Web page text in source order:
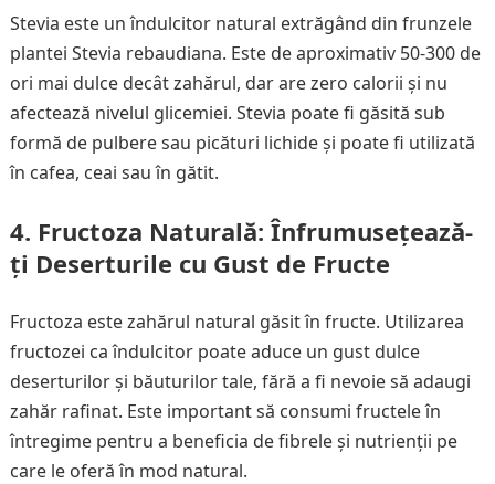
Stevia este un îndulcitor natural extrăgând din frunzele
plantei Stevia rebaudiana. Este de aproximativ 50-300 de
ori mai dulce decât zahărul, dar are zero calorii și nu
afectează nivelul glicemiei. Stevia poate fi găsită sub
formă de pulbere sau picături lichide și poate fi utilizată
în cafea, ceai sau în gătit.
4. Fructoza Naturală: Înfrumusețează-
ți Deserturile cu Gust de Fructe
Fructoza este zahărul natural găsit în fructe. Utilizarea
fructozei ca îndulcitor poate aduce un gust dulce
deserturilor și băuturilor tale, fără a fi nevoie să adaugi
zahăr rafinat. Este important să consumi fructele în
întregime pentru a beneficia de fibrele și nutrienții pe
care le oferă în mod natural.